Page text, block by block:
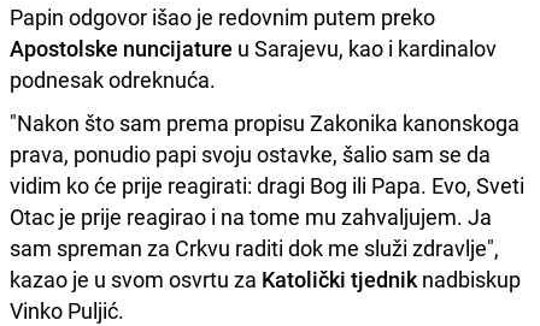
Papin odgovor išao je redovnim putem preko
Apostolske nuncijature u Sarajevu, kao i kardinalov
podnesak odreknuća.
"Nakon što sam prema propisu Zakonika kanonskoga
prava, ponudio papi svoju ostavke, šalio sam se da
vidim ko će prije reagirati: dragi Bog ili Papa. Evo, Sveti
Otac je prije reagirao i na tome mu zahvaljujem. Ja
sam spreman za Crkvu raditi dok me služi zdravlje",
kazao je u svom osvrtu za Katolički tjednik nadbiskup
Vinko Puljić.